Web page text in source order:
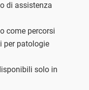
di assistenza
come percorsi
per patologie
solo in